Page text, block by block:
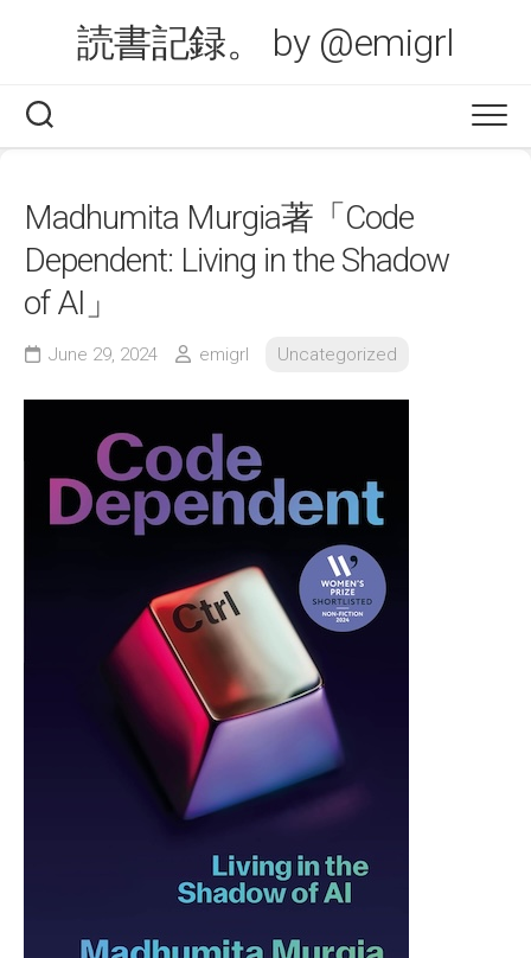
読書記録。 by @emigrl
Madhumita Murgia著「Code
Dependent: Living in the Shadow
of AI」
June 29, 2024 emigrl Uncategorized